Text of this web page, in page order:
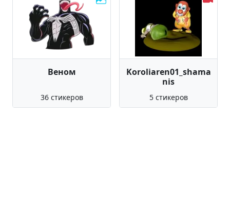
Веном
36 стикеров
Koroliaren01_shama
nis
5 стикеров